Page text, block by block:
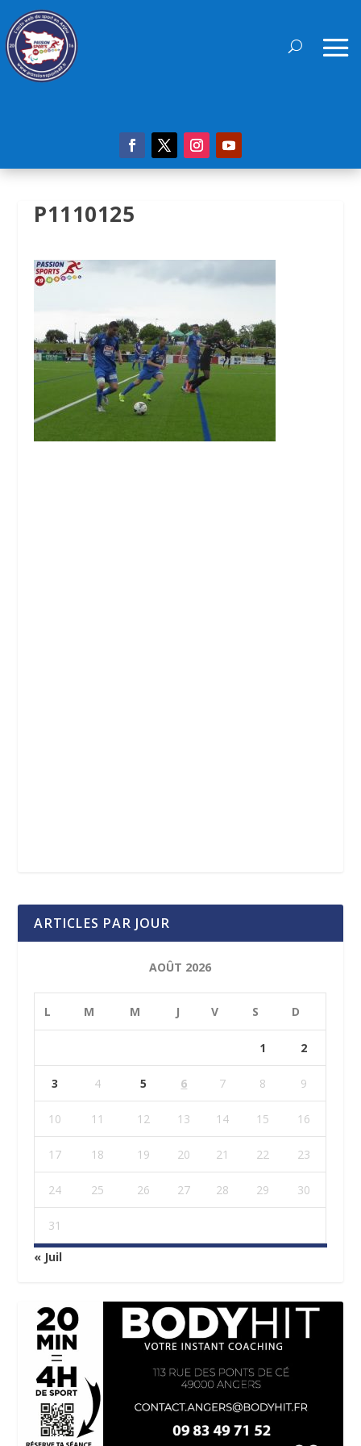
P1110125
ARTICLES PAR JOUR
AOÛT 2026
L M M J V S D
1 2
3 4 5 6 7 8 9
10 11 12 13 14 15 16
17 18 19 20 21 22 23
24 25 26 27 28 29 30
31
« Juil